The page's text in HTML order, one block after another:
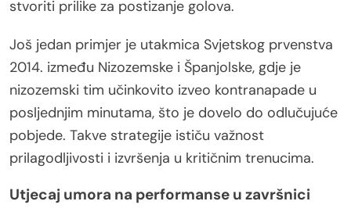
stvoriti prilike za postizanje golova.
Još jedan primjer je utakmica Svjetskog prvenstva
2014. između Nizozemske i Španjolske, gdje je
nizozemski tim učinkovito izveo kontranapade u
posljednjim minutama, što je dovelo do odlučujuće
pobjede. Takve strategije ističu važnost
prilagodljivosti i izvršenja u kritičnim trenucima.
Utjecaj umora na performanse u završnici